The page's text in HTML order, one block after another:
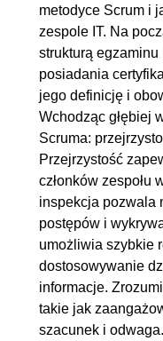
Mastera?
8.2. Zakończenie
metodyce Scrum i
zespole IT. Na
strukturą
posiadania
jego definicję i
Wchodząc głębiej
Scruma:
Przejrzystość
członków zespołu
inspekcja pozwala
postępów i
umożliwia szybkie
dostosowywanie
informacje.
takie jak
szacunek i